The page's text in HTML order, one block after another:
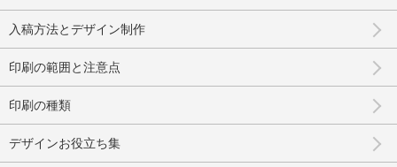
入稿方法とデザイン制作
印刷の範囲と注意点
印刷の種類
デザインお役立ち集